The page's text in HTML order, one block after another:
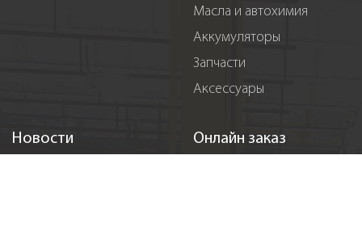
Масла и автохимия
Аккумуляторы
Запчасти
Аксессуары
Новости Онлайн заказ